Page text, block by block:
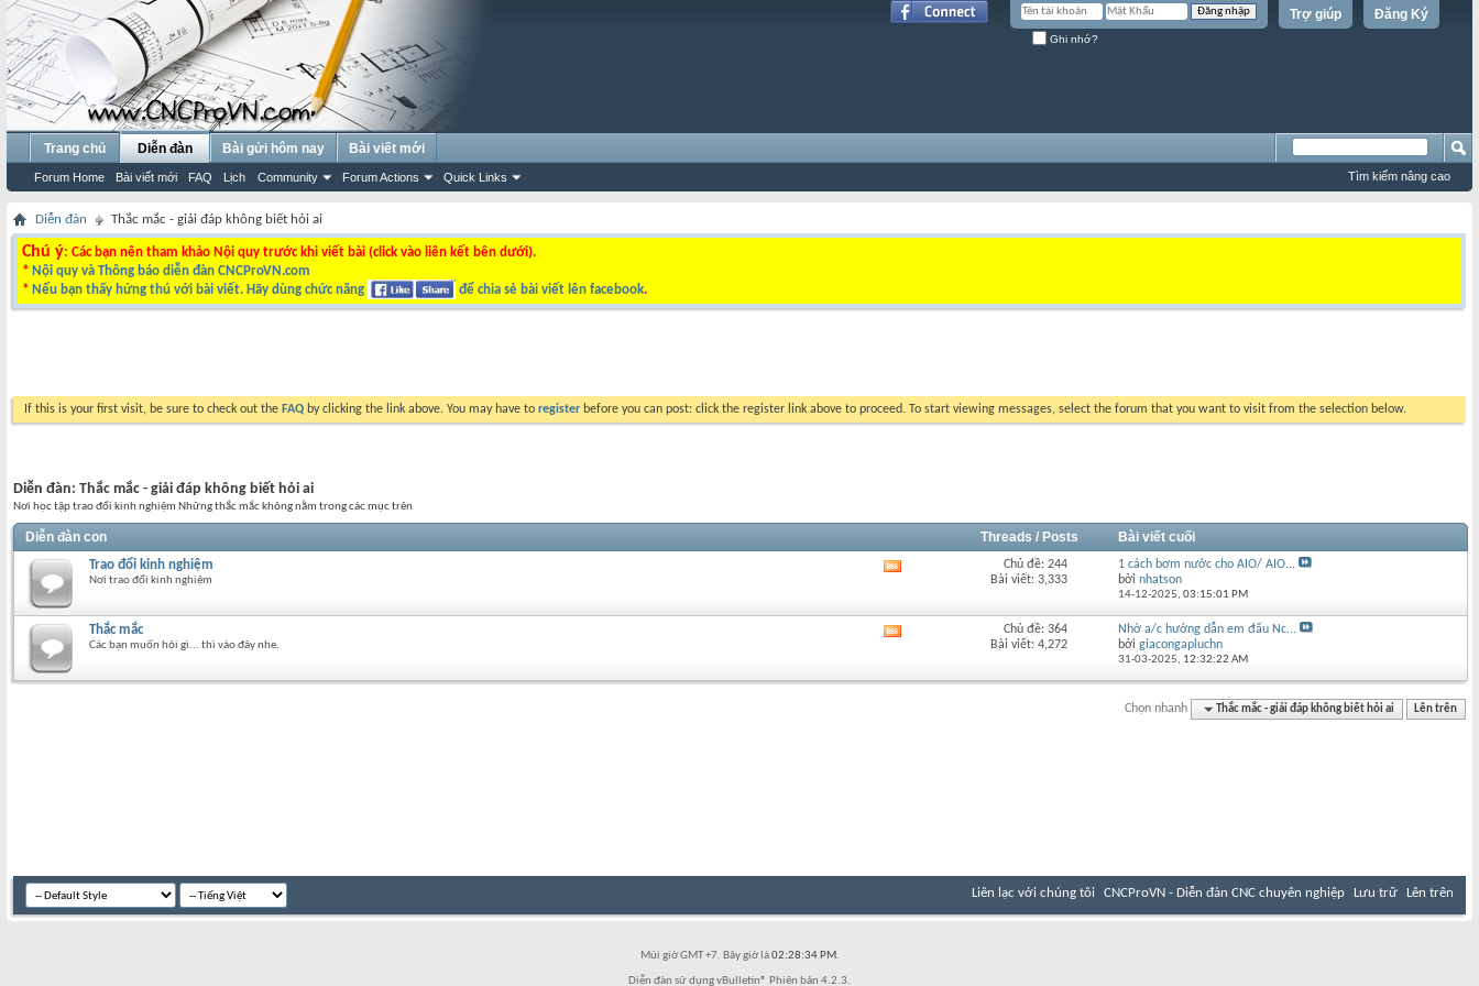
Đăng Ký
Trợ giúp
Ghi nhớ?
Trang chủ Diễn đàn
Forum Home Bài viết mới FAQ Lịch Community Forum Actions Quick Links
Bài gửi hôm nay Bài viết mới
Tìm kiếm nâng cao
Diễn đàn Thắc mắc - giải đáp không biết hỏi ai
Chú ý: Các bạn nên tham khảo Nội quy trước khi viết bài (click vào liên kết bên dưới).
* Nội quy và Thông báo diễn đàn CNCProVN.com
* Nếu bạn thấy hứng thú với bài viết. Hãy dùng chức năng để chia sẻ bài viết lên facebook.
If this is your first visit, be sure to check out the FAQ by clicking the link above. You may have to register before you can post: click the register link above to proceed. To start viewing messages, select the forum that you want to visit from the selection below.
Diễn đàn: Thắc mắc - giải đáp không biết hỏi ai
Nơi học tập trao đổi kinh nghiệm Những thắc mắc không nằm trong các mục trên
Diễn đàn con Threads / Posts Bài viết cuối
Trao đổi kinh nghiệm
Nơi trao đổi kinh nghiệm
diễn
Chủ đề: 244
Bài viết: 3,333
1 cách bơm nước cho AIO/ AIO...
bởinhatson
14-12-2025,03:15:01 PM
Thắc mắc
Các bạn muốn hỏi gì... thì vào đây nhe.
diễn
Chủ đề: 364
Bài viết: 4,272
Nhờ a/c hướng dẫn em đấu Nc...
bởigiacongapluchn
31-03-2025, 12:32:22 AM
Chọn nhanh Thắc mắc - giải đáp không biết hỏi ai Lên trên
Liên lạc với chúng tôi CNCProVN - Diễn đàn CNC chuyên nghiệp Lưu trữ Lên trên
Múi giờ GMT +7. Bây giờ là02:28:34 PM.
Diễn đàn sử dụng vBulletin® Phiên bản 4.2.3.